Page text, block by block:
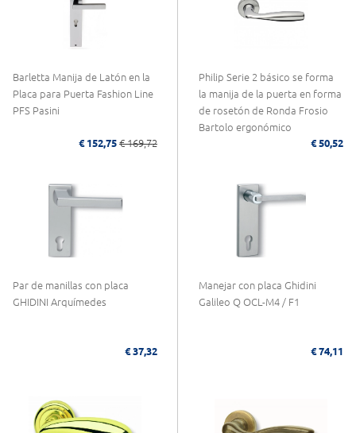
Barletta Manija de Latón en la
Placa para Puerta Fashion Line
PFS Pasini
€ 152,75 € 169,72
Philip Serie 2 básico se forma
la manija de la puerta en forma
de rosetón de Ronda Frosio
Bartolo ergonómico
€ 50,52
Par de manillas con placa
GHIDINI Arquímedes
€ 37,32
Manejar con placa Ghidini
Galileo Q OCL-M4 / F1
€ 74,11